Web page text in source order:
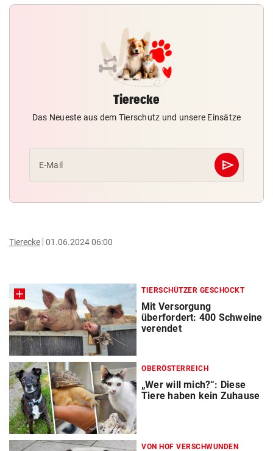
Tierecke
Das Neueste aus dem Tierschutz und unsere Einsätze
E-Mail send
Abschicken
Tierecke 01.06.2024 06:00
TIERSCHÜTZER GESCHOCKT
Mit Versorgung
überfordert: 400 Schweine
verendet
OBERÖSTERREICH
„Wer will mich?“: Diese
Tiere haben kein Zuhause
VON HOF VERSCHWUNDEN